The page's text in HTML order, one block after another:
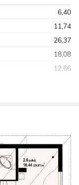
6,40
11,74
26,37
18,08
12,66